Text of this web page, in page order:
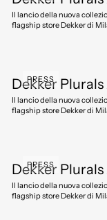
Il lancio della nuova
flagship store Dekker di
PRESS
Dekker Plurals
Il lancio della nuova
flagship store Dekker di
PRESS
Dekker Plurals
Il lancio della nuova
flagship store Dekker di